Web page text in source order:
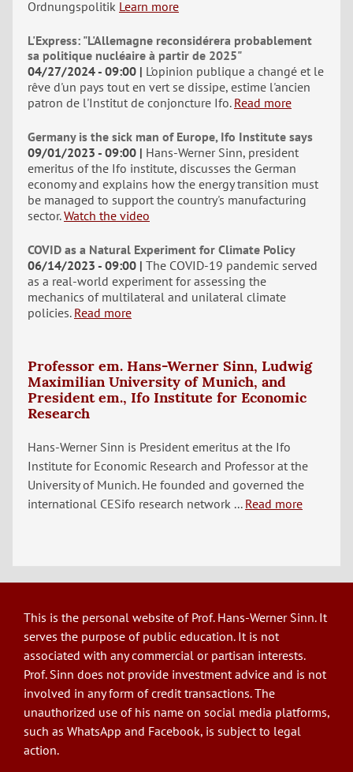
Ordnungspolitik Learn more
L'Express: "L'Allemagne reconsidérera probablement
sa politique nucléaire à partir de 2025"
04/27/2024 - 09:00
L'opinion publique a changé et le
rêve d'un pays tout en vert se dissipe, estime l'ancien
patron de l'Institut de conjoncture Ifo. Read more
Germany is the sick man of Europe, Ifo Institute says
09/01/2023 - 09:00
Hans-Werner Sinn, president
emeritus of the Ifo institute, discusses the German
economy and explains how the energy transition must
be managed to support the country's manufacturing
sector. Watch the video
COVID as a Natural Experiment for Climate Policy
06/14/2023 - 09:00 The COVID-19 pandemic served
as a real-world experiment for assessing the
mechanics of multilateral and unilateral climate
policies. Read more
Professor em. Hans-Werner Sinn, Ludwig
Maximilian University of Munich, and
President em., Ifo Institute for Economic
Research
Hans-Werner Sinn is President emeritus at the Ifo
Institute for Economic Research and Professor at the
University of Munich. He founded and governed the
international CESifo research network ... Read more
This is the personal website of Prof. Hans-Werner Sinn. It
serves the purpose of public education. It is not
associated with any commercial or partisan interests.
Prof. Sinn does not provide investment advice and is not
involved in any form of credit transactions. The
unauthorized use of his name on social media platforms,
such as WhatsApp and Facebook, is subject to legal
action.